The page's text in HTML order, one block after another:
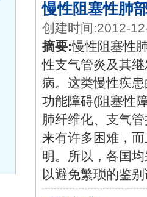
慢性阻塞性肺
创建时间:2012-
摘要:慢性阻塞性
性支气管炎及其
病。这类慢性疾
功能障碍(阻塞性
肺纤维化、支气
来有许多困难，
明。所以，各国
以避免繁琐的鉴